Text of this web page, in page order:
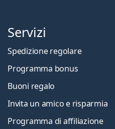
Servizi
Spedizione regolare
Programma bonus
Buoni regalo
Invita un amico e risparmia
Programma di affiliazione